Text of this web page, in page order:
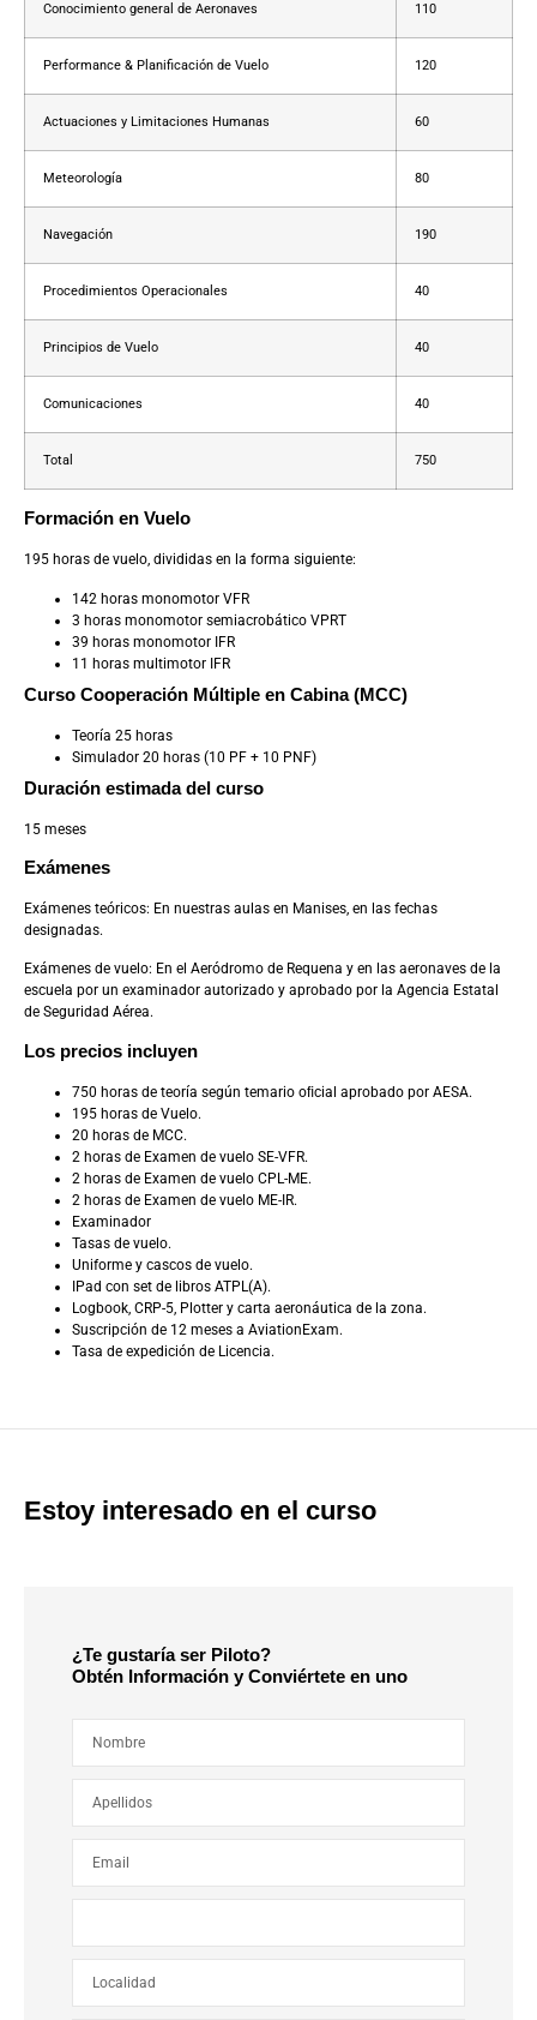
Conocimiento general de Aeronaves 110
Performance & Planificación de Vuelo 120
Actuaciones y Limitaciones Humanas 60
Meteorología 80
Navegación 190
Procedimientos Operacionales 40
Principios de Vuelo 40
Comunicaciones 40
Total 750
Formación en Vuelo
195 horas de vuelo, divididas en la forma siguiente:
142 horas monomotor VFR
3 horas monomotor semiacrobático VPRT
39 horas monomotor IFR
11 horas multimotor IFR
Curso Cooperación Múltiple en Cabina (MCC)
Teoría 25 horas
Simulador 20 horas (10 PF + 10 PNF)
Duración estimada del curso
15 meses
Exámenes
Exámenes teóricos: En nuestras aulas en Manises, en las fechas
designadas.
Exámenes de vuelo: En el Aeródromo de Requena y en las aeronaves de la
escuela por un examinador autorizado y aprobado por la Agencia Estatal
de Seguridad Aérea.
Los precios incluyen
750 horas de teoría según temario oﬁcial aprobado por AESA.
195 horas de Vuelo.
20 horas de MCC.
2 horas de Examen de vuelo SE-VFR.
2 horas de Examen de vuelo CPL-ME.
2 horas de Examen de vuelo ME-IR.
Examinador
Tasas de vuelo.
Uniforme y cascos de vuelo.
IPad con set de libros ATPL(A).
Logbook, CRP-5, Plotter y carta aeronáutica de la zona.
Suscripción de 12 meses a AviationExam.
Tasa de expedición de Licencia.
Estoy interesado en el curso
¿Te gustaría ser Piloto?
Obtén Información y Conviértete en uno